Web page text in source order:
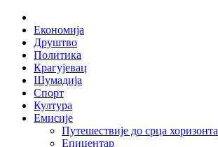
Skip
content
Економија
Друштво
Политика
Крагујевац
Шумадија
Спорт
Култура
Емисије
Путешествије до срца хоризонта
Епицентар